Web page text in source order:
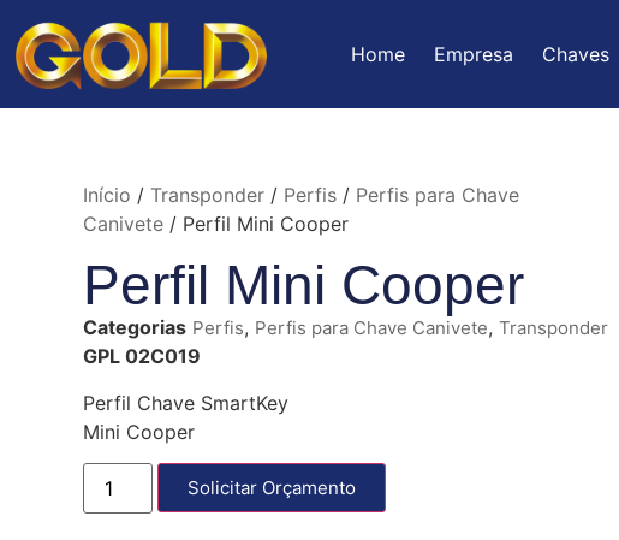
Home Empresa Chaves
Início / Transponder/ Perfis/ Perfis para Chave
Canivete/ Perfil Mini Cooper
Perfil Mini Cooper
Categorias Perfis, Perfis para Chave Canivete, Transponder
GPL 02C019
Perfil Chave SmartKey
Mini Cooper
Solicitar Orçamento